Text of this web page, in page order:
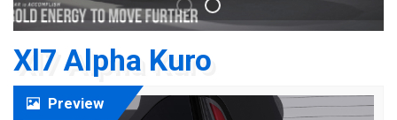
Xl7 Alpha Kuro
Preview